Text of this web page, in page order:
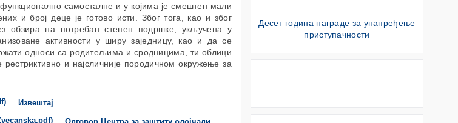
функционално самосталне и у којима је смештен мали
и број деце је готово исти. Због тога, као и због
обзира на потребан степен подршке, укључена у
активности у ширу заједницу, као и да се
односи са родитељима и сродницима, ти облици
и најсличније породичном окружење за
Извештај
Десет година награде за унапређење
приступачности